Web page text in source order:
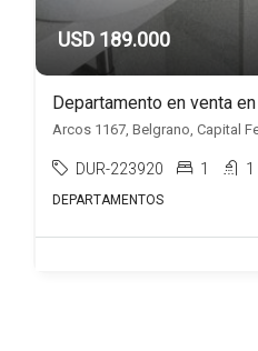
USD 189.000
Departamento en venta
Arcos 1167, Belgrano, Capital
DUR-223920 1 1
DEPARTAMENTOS